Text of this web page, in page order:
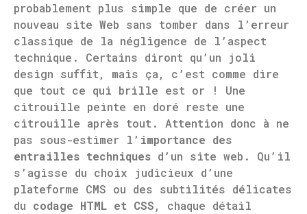
probablement plus simple que de créer un
nouveau site Web sans tomber dans l’erreur
classique de la négligence de l’aspect
technique. Certains diront qu’un joli
design suffit, mais ça, c’est comme dire
que tout ce qui brille est or ! Une
citrouille peinte en doré reste une
citrouille après tout. Attention donc à ne
pas sous-estimer l’ importance des
entrailles techniques d’un site web. Qu’il
s’agisse du choix judicieux d’une
plateforme CMS ou des subtilités délicates
du codage HTML et CSS, chaque détail